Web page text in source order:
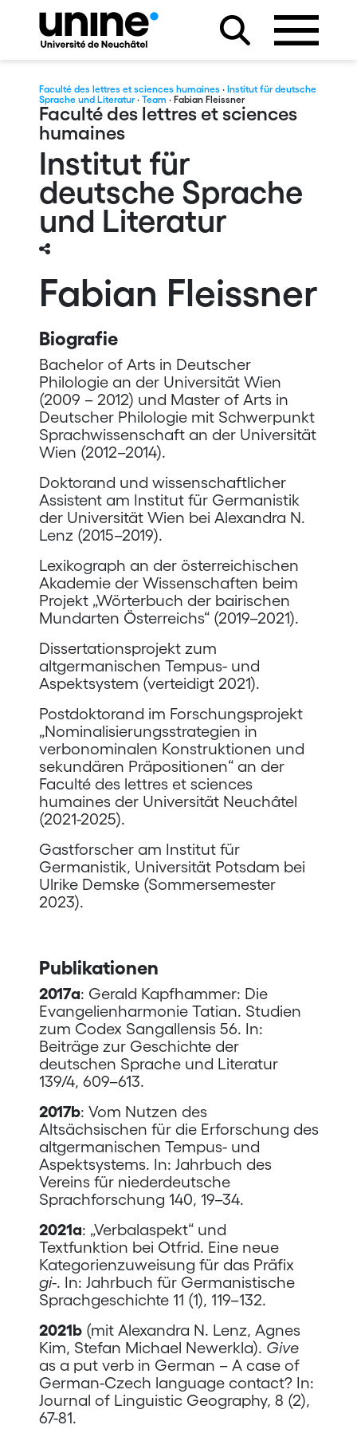
Faculté des lettres et sciences humaines · Institut für deutsche
Sprache und Literatur· Team · Fabian Fleissner
Faculté des lettres et sciences
humaines
Institut für
deutsche Sprache
und Literatur
Fabian Fleissner
Biografie
Bachelor of Arts in Deutscher
Philologie an der Universität Wien
(2009 – 2012) und Master of Arts in
Deutscher Philologie mit Schwerpunkt
Sprachwissenschaft an der Universität
Wien (2012–2014).
Doktorand und wissenschaftlicher
Assistent am Institut für Germanistik
der Universität Wien bei Alexandra N.
Lenz (2015–2019).
Lexikograph an der österreichischen
Akademie der Wissenschaften beim
Projekt „Wörterbuch der bairischen
Mundarten Österreichs“ (2019–2021).
Dissertationsprojekt zum
altgermanischen Tempus- und
Aspektsystem (verteidigt 2021).
Postdoktorand im Forschungsprojekt
„Nominalisierungsstrategien in
verbonominalen Konstruktionen und
sekundären Präpositionen“ an der
Faculté des lettres et sciences
humaines der Universität Neuchâtel
(2021-2025).
Gastforscher am Institut für
Germanistik, Universität Potsdam bei
Ulrike Demske (Sommersemester
2023).
Publikationen
2017a: Gerald Kapfhammer: Die
Evangelienharmonie Tatian. Studien
zum Codex Sangallensis 56. In:
Beiträge zur Geschichte der
deutschen Sprache und Literatur
139/4, 609–613.
2017b: Vom Nutzen des
Altsächsischen für die Erforschung des
altgermanischen Tempus- und
Aspektsystems. In: Jahrbuch des
Vereins für niederdeutsche
Sprachforschung 140, 19–34.
2021a: „Verbalaspekt“ und
Textfunktion bei Otfrid. Eine neue
Kategorienzuweisung für das Präfix
gi-. In: Jahrbuch für Germanistische
Sprachgeschichte 11 (1), 119–132.
2021b(mit Alexandra N. Lenz, Agnes
Kim, Stefan Michael Newerkla). Give
as a put verb in German – A case of
German-Czech language contact? In:
Journal of Linguistic Geography, 8 (2),
67-81.